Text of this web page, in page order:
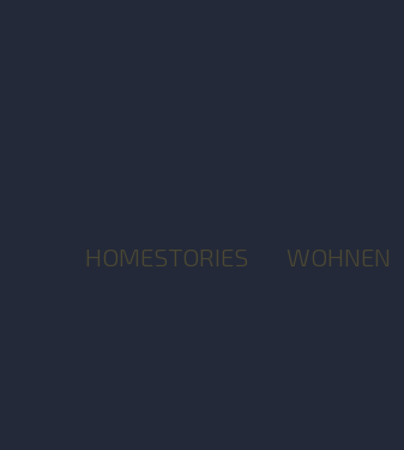
HOMESTORIES WOHNEN